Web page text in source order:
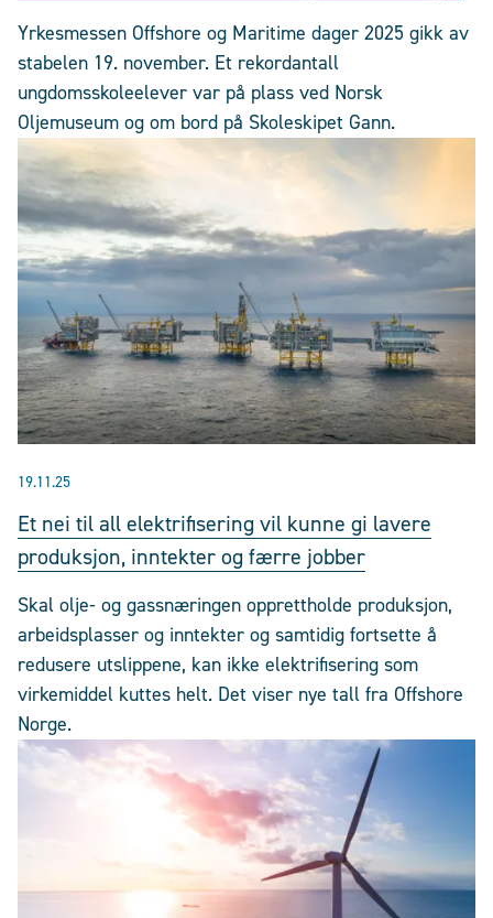
Yrkesmessen Offshore og Maritime dager 2025 gikk av
stabelen 19. november. Et rekordantall
ungdomsskoleelever var på plass ved Norsk
Oljemuseum og om bord på Skoleskipet Gann.
19.11.25
Et nei til all elektrifisering vil kunne gi lavere
produksjon, inntekter og færre jobber
Skal olje- og gassnæringen opprettholde produksjon,
arbeidsplasser og inntekter og samtidig fortsette å
redusere utslippene, kan ikke elektrifisering som
virkemiddel kuttes helt. Det viser nye tall fra Offshore
Norge.